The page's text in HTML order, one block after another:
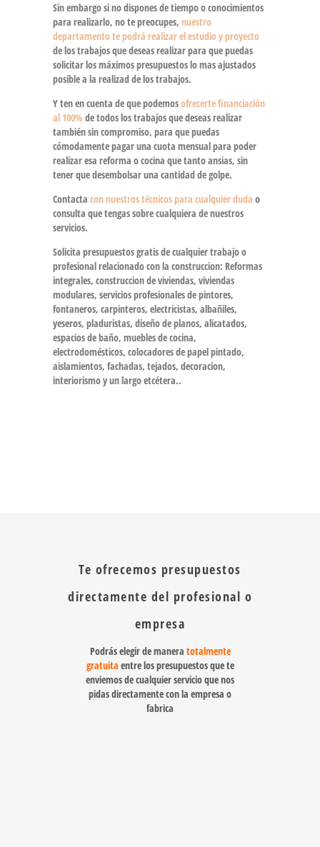
Sin embargosi no dispones de tiempo o conocimientos
para realizarlo, no te preocupes, nuestro
departamento te podrá realizar el estudio y proyecto
de los trabajos que deseas realizar para que puedas
solicitar los máximos presupuestos lo mas ajustados
posible a la realizad de los trabajos.
Y ten en cuenta de que podemosofrecerte financiación
al 100% de todos los trabajos que deseas realizar
también sin compromiso, para que puedas
cómodamente pagar una cuota mensual para poder
realizar esa reforma o cocina que tanto ansias, sin
tener que desembolsar una cantidad de golpe.
Contacta con nuestros técnicos para cualquier duda o
consulta que tengas sobre cualquiera de nuestros
servicios.
Solicita presupuestos gratis de cualquier trabajo o
profesional relacionado con la construccion: Reformas
integrales, construccion de viviendas, viviendas
modulares, servicios profesionales de pintores,
fontaneros, carpinteros, electricistas, albañiles,
yeseros, pladuristas, diseño de planos, alicatados,
espacios de baño, muebles de cocina,
electrodomésticos, colocadores de papel pintado,
aislamientos, fachadas, tejados, decoracion,
interiorismo y un largo etcétera..
Te ofrecemos presupuestos
directamente del profesional o
empresa
Podrás elegir de manera totalmente
gratuita entre los presupuestos que te
enviemos de cualquier servicio que nos
pidas directamente con la empresa o
fabrica